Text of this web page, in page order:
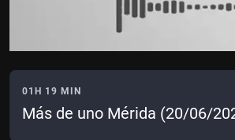
01H 19 MIN
Más de uno Mérida (20/06/